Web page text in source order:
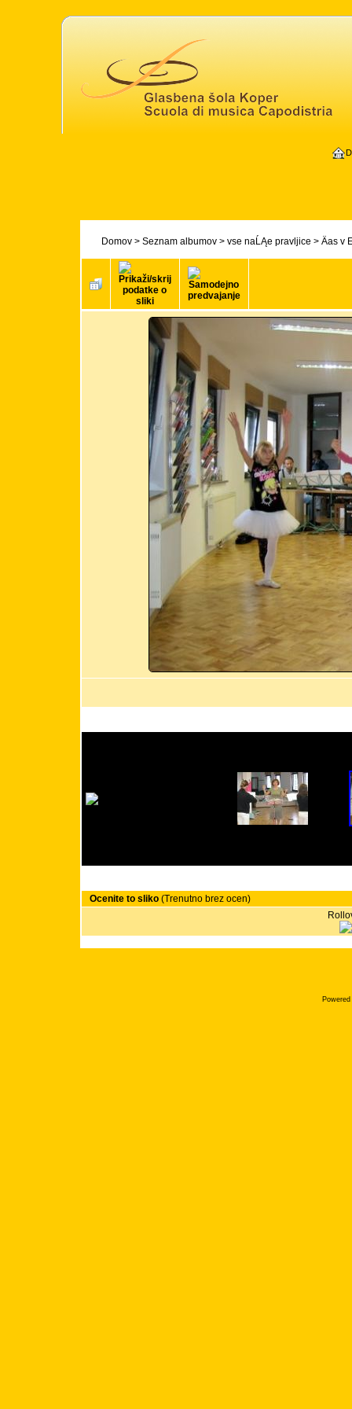
Domov> Seznam albumov> vse naĹĄe pravljice > Äas v
Ocenite to sliko(Trenutno brez ocen)